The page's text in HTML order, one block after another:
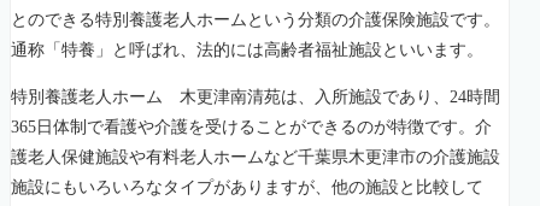
とのできる特別養護老人ホームという分類の介護保険施設です。
通称「特養」と呼ばれ、法的には高齢者福祉施設といいます。
特別養護老人ホーム 木更津南清苑は、入所施設であり、24時間
365日体制で看護や介護を受けることができるのが特徴です。介
護老人保健施設や有料老人ホームなど千葉県木更津市の介護施設
施設にもいろいろなタイプがありますが、他の施設と比較して